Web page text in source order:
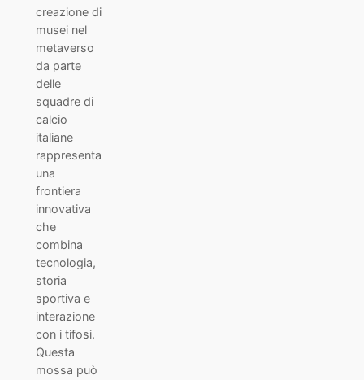
creazione di
musei nel
metaverso
da parte
delle
squadre di
calcio
italiane
rappresenta
una
frontiera
innovativa
che
combina
tecnologia,
storia
sportiva e
interazione
con i tifosi.
Questa
mossa può